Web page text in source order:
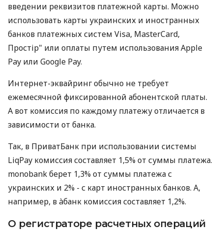
введении реквизитов платежной карты. Можно
использовать карты украинских и иностранных
банков платежных систем Visa, MasterCard,
Простір" или оплаты путем использования Apple
Pay или Google Pay.
Интернет-эквайринг обычно не требует
ежемесячной фиксированной абонентской платы.
А вот комиссия по каждому платежу отличается в
зависимости от банка.
Так, в ПриватБанк при использовании системы
LiqPay комиссия составляет 1,5% от суммы платежа.
monobank берет 1,3% от суммы платежа с
украинских и 2% - с карт иностранных банков. А,
например, в àбанк комиссия составляет 1,2%.
О регистраторе расчетных операций